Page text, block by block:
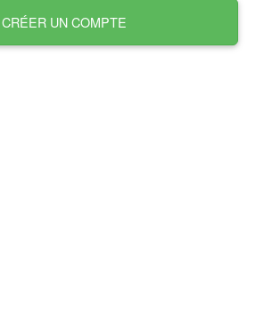
CRÉER UN COMPTE